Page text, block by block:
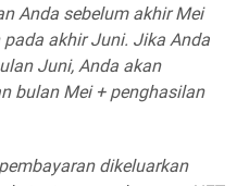
Anda sebelum akhir Mei
akhir Juni. Jika Anda
Juni, Anda akan
bulan Mei + penghasilan
dikeluarkan